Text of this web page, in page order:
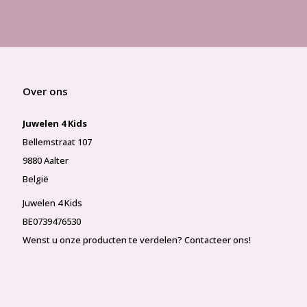
Over ons
Juwelen 4 Kids
Bellemstraat 107
9880 Aalter
België
Juwelen 4 Kids
BE0739476530
Wenst u onze producten te verdelen? Contacteer ons!